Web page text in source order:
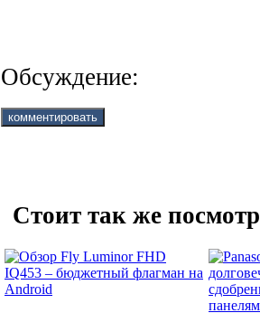
Обсуждение:
Стоит так же